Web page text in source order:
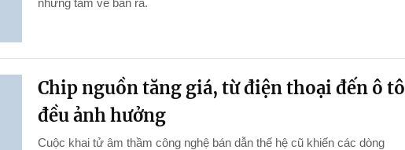
những tấm vé bán ra.
Chip nguồn tăng giá, từ điện thoại đến ô tô
đều ảnh hưởng
Cuộc khai tử âm thầm công nghệ bán dẫn thế hệ cũ khiến các dòng